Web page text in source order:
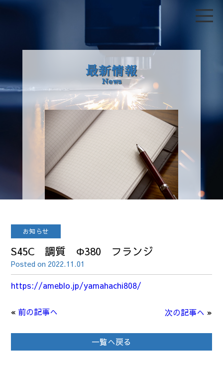
最新情報
News
お知らせ
S45C 調質 Φ380 フランジ
Posted on 2022.11.01
https://ameblo.jp/yamahachi808/
« 前の記事へ 次の記事へ »
一覧へ戻る